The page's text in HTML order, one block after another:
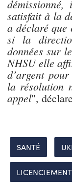
satisfait à la
a déclaré que
si la
données sur
NHSU elle
d’argent
la résolution
appel",
SANTÉ
LICENCIEMENT